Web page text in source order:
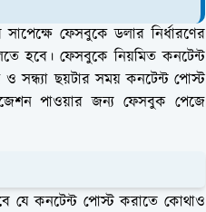
ফেসবুকে ডলার নির্ধারণের
হবে। ফেসবুকে নিয়মিত কনটেন্ট
সন্ধ্যা ছয়টার সময় কনটেন্ট পোস্ট
পাওয়ার জন্য ফেসবুক পেজে
যে কনটেন্ট পোস্ট করাতে কোথাও